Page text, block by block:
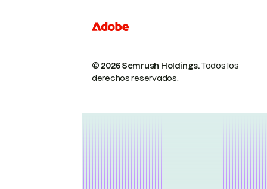
© 2026 Semrush Holdings.Todos los
derechos reservados.